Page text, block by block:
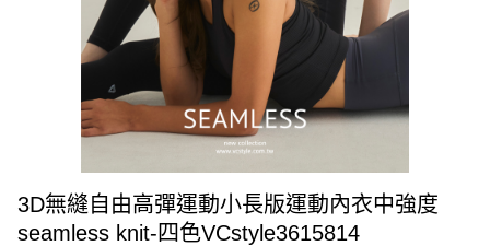
3D無縫自由高彈運動小長版運動內衣中強度
seamless knit-四色VCstyle3615814